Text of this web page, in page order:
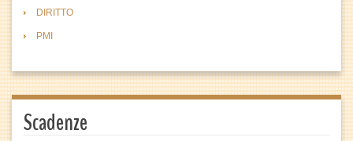
DIRITTO
PMI
Scadenze